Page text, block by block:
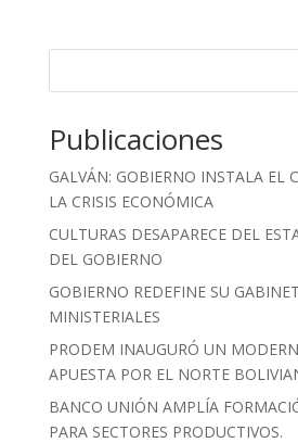
Publicaciones
GALVÁN: GOBIERNO INSTALA EL
LA CRISIS ECONÓMICA
CULTURAS DESAPARECE DEL
DEL GOBIERNO
GOBIERNO REDEFINE SU
MINISTERIALES
PRODEM INAUGURÓ UN
APUESTA POR EL NORTE
BANCO UNIÓN AMPLÍA
PARA SECTORES PRODUCTIVOS.